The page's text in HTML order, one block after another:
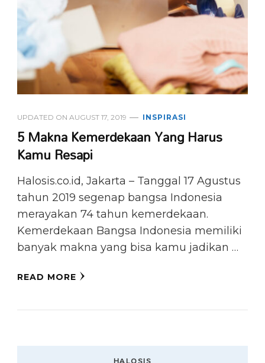
UPDATED ON AUGUST 17, 2019 INSPIRASI
5 Makna Kemerdekaan Yang Harus
Kamu Resapi
Halosis.co.id, Jakarta – Tanggal 17 Agustus
tahun 2019 segenap bangsa Indonesia
merayakan 74 tahun kemerdekaan.
Kemerdekaan Bangsa Indonesia memiliki
banyak makna yang bisa kamu jadikan …
READ MORE